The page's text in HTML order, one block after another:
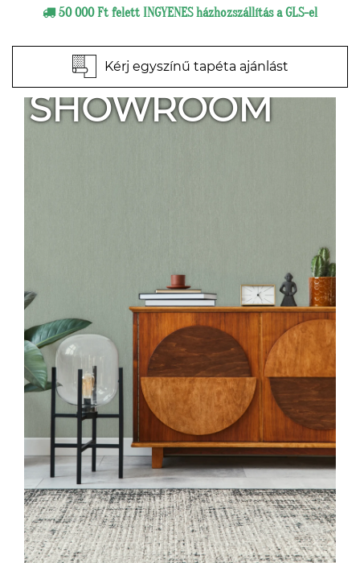
50 000 Ft felett INGYENES házhozszállítás a GLS-el
Kérj egyszínű tapéta ajánlást
SHOWROOM